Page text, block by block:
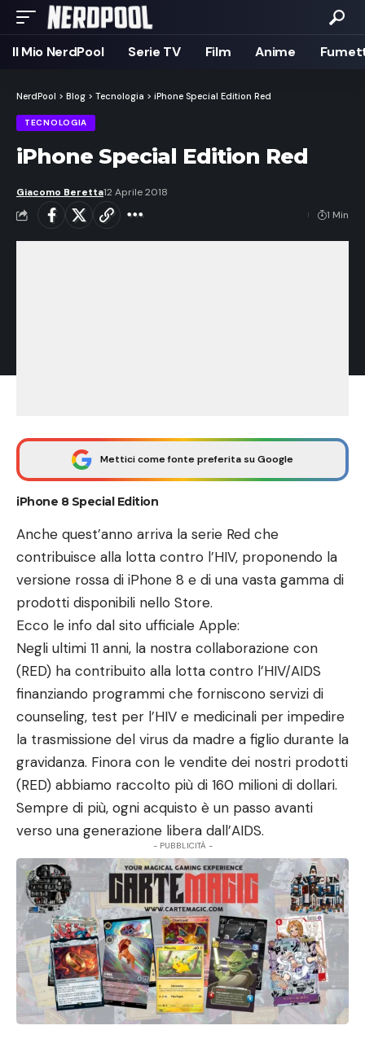
Il Mio NerdPool Serie TV Film Anime
NerdPool > Blog > Tecnologia > iPhone Special Edition Red
TECNOLOGIA
iPhone Special Edition Red
Giacomo Beretta12 Aprile 2018
1 Min
Mettici come fonte preferita su Google
iPhone 8 Special Edition
Anche quest’anno arriva la serie Red che
contribuisce alla lotta contro l’HIV, proponendo la
versione rossa di iPhone 8 e di una vasta gamma di
prodotti disponibili nello Store.
Ecco le info dal sito ufficiale Apple:
Negli ultimi 11 anni, la nostra collaborazione con
(RED) ha contribuito alla lotta contro l’HIV/AIDS
finanziando programmi che forniscono servizi di
counseling, test per l’HIV e medicinali per impedire
la trasmissione del virus da madre a figlio durante la
gravidanza. Finora con le vendite dei nostri prodotti
(RED) abbiamo raccolto più di 160 milioni di dollari.
Sempre di più, ogni acquisto è un passo avanti
verso una generazione libera dall’AIDS.
- PUBBLICITÀ -